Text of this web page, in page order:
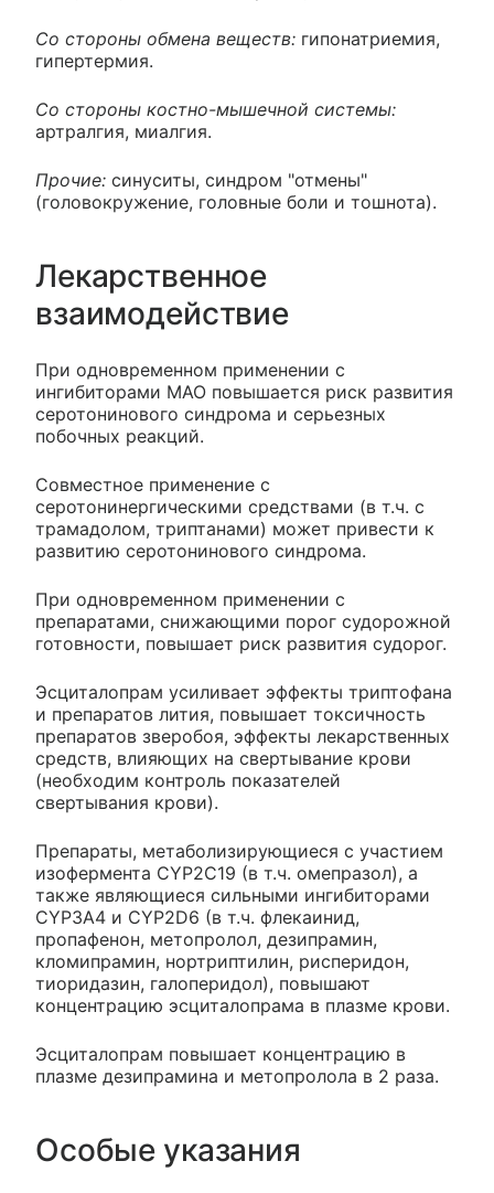
Со стороны обмена веществ: гипонатриемия,
гипертермия.
Со стороны костно-мышечной системы:
артралгия, миалгия.
Прочие: синуситы, синдром "отмены"
(головокружение, головные боли и тошнота).
Лекарственное
взаимодействие
При одновременном применении с
ингибиторами МАО повышается риск развития
серотонинового синдрома и серьезных
побочных реакций.
Совместное применение с
серотонинергическими средствами (в т.ч. с
трамадолом, триптанами) может привести к
развитию серотонинового синдрома.
При одновременном применении с
препаратами, снижающими порог судорожной
готовности, повышает риск развития судорог.
Эсциталопрам усиливает эффекты триптофана
и препаратов лития, повышает токсичность
препаратов зверобоя, эффекты лекарственных
средств, влияющих на свертывание крови
(необходим контроль показателей
свертывания крови).
Препараты, метаболизирующиеся с участием
изофермента CYP2C19 (в т.ч. омепразол), а
также являющиеся сильными ингибиторами
CYP3A4 и CYP2D6 (в т.ч. флекаинид,
пропафенон, метопролол, дезипрамин,
кломипрамин, нортриптилин, рисперидон,
тиоридазин, галоперидол), повышают
концентрацию эсциталопрама в плазме крови.
Эсциталопрам повышает концентрацию в
плазме дезипрамина и метопролола в 2 раза.
Особые указания